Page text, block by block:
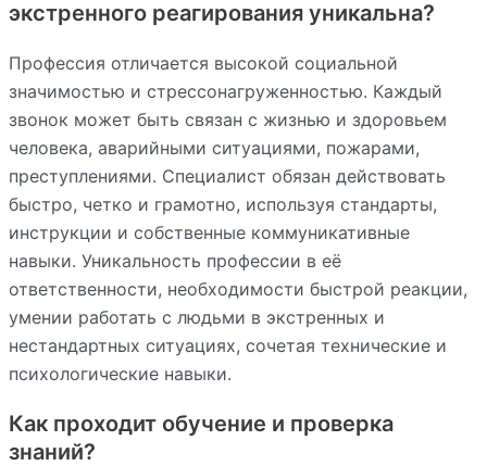
экстренного реагирования уникальна?
Профессия отличается высокой социальной
значимостью и стрессонагруженностью. Каждый
звонок может быть связан с жизнью и здоровьем
человека, аварийными ситуациями, пожарами,
преступлениями. Специалист обязан действовать
быстро, четко и грамотно, используя стандарты,
инструкции и собственные коммуникативные
навыки. Уникальность профессии в её
ответственности, необходимости быстрой реакции,
умении работать с людьми в экстренных и
нестандартных ситуациях, сочетая технические и
психологические навыки.
Как проходит обучение и проверка
знаний?